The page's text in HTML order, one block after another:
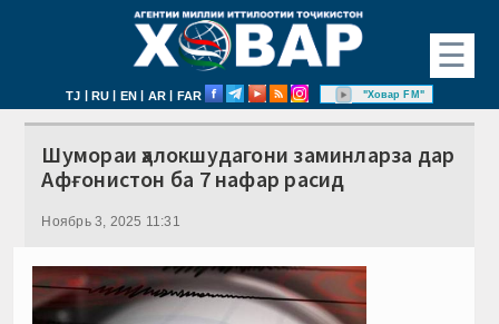
☰
TJ | RU | EN | AR | FAR "Ховар FM"
Шумораи ҳалокшудагони заминларза дар
Афғонистон ба 7 нафар расид
Ноябрь 3, 2025 11:31